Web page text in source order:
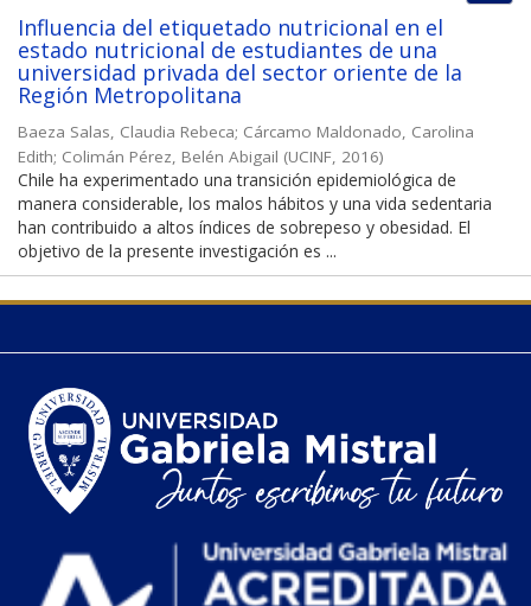
Influencia del etiquetado nutricional en el
estado nutricional de estudiantes de una
universidad privada del sector oriente de la
Región Metropolitana
Baeza Salas, Claudia Rebeca; Cárcamo Maldonado, Carolina
Edith; Colimán Pérez, Belén Abigail (UCINF, 2016)
Chile ha experimentado una transición epidemiológica de
manera considerable, los malos hábitos y una vida sedentaria
han contribuido a altos índices de sobrepeso y obesidad. El
objetivo de la presente investigación es ...